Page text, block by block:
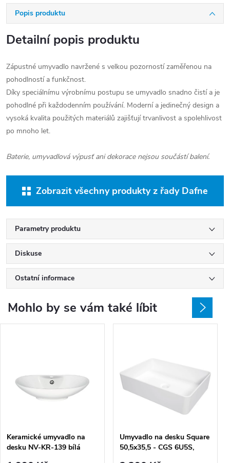
Popis produktu
Detailní popis produktu
Zápustné umyvadlo navržené s velkou pozorností zaměřenou na
pohodlností a funkčnost.
Díky speciálnímu výrobnímu postupu se umyvadlo snadno čistí a je
pohodlné při každodenním používání. Moderní a jedinečný design a
vysoká kvalita použitých materiálů zajišťují trvanlivost a spolehlivost
po mnoho let.
Baterie, umyvadlová výpusť ani dekorace nejsou součástí balení.
Zobrazit všechny produkty z řady Dafne
Parametry produktu
Diskuse
Ostatní informace
Mohlo by se vám také líbit
Keramické umyvadlo na
desku NV-KR-139 bílá
Umyvadlo na desku Square
50,5x35,5 - CGS 6U5S,